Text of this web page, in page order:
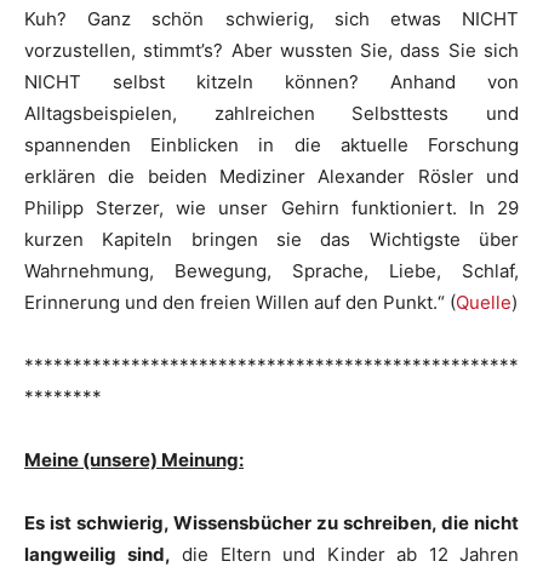
Kuh? Ganz schön schwierig, sich etwas NICHT
vorzustellen, stimmt’s? Aber wussten Sie, dass Sie sich
NICHT selbst kitzeln können? Anhand von
Alltagsbeispielen, zahlreichen Selbsttests und
spannenden Einblicken in die aktuelle Forschung
erklären die beiden Mediziner Alexander Rösler und
Philipp Sterzer, wie unser Gehirn funktioniert. In 29
kurzen Kapiteln bringen sie das Wichtigste über
Wahrnehmung, Bewegung, Sprache, Liebe, Schlaf,
Erinnerung und den freien Willen auf den Punkt.“ (Quelle)
***************************************************
********
Meine (unsere) Meinung:
Es ist schwierig, Wissensbücher zu schreiben, die nicht
langweilig sind, die Eltern und Kinder ab 12 Jahren